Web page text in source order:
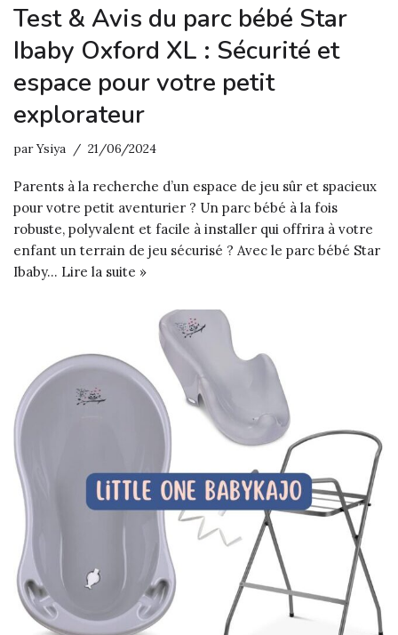
Test & Avis du parc bébé Star
Ibaby Oxford XL : Sécurité et
espace pour votre petit
explorateur
parYsiya 21/06/2024
Parents à la recherche d’un espace de jeu sûr et spacieux
pour votre petit aventurier ? Un parc bébé à la fois
robuste, polyvalent et facile à installer qui offrira à votre
enfant un terrain de jeu sécurisé ? Avec le parc bébé Star
Ibaby… Lire la suite »